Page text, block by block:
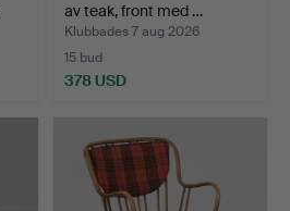
av teak, front med …
Klubbades 7 aug 2026
15 bud
378 USD